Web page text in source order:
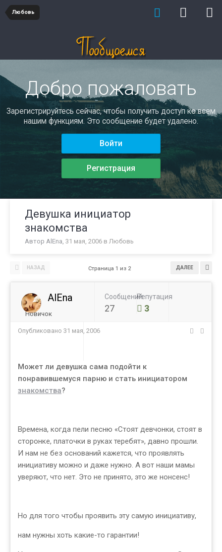
Любовь
Добро пожаловать
Зарегистрируйтесь сейчас, чтобы получить доступ ко всем
нашим функциям. Это сообщение будет удалено.
Войти
Регистрация
Девушка инициатор
знакомства
Автор AlEna, 31 мая, 2006 в Любовь
НАЗАД ДАЛЕЕ
Страница 1 из 2
AlEna
Новичок
Сообщений
27
Репутация
3
Опубликовано 31 мая, 2006
Может ли девушка сама подойти к
понравившемуся парню и стать инициатором
знакомства?
Времена, когда пели песню «Стоят девчонки, стоят в
сторонке, платочки в руках теребят», давно прошли.
И нам не без оснований кажется, что проявлять
инициативу можно и даже нужно. А вот наши мамы
уверяют, что нет. Это не принято, это же нонсенс!
Но для того чтобы проявить эту самую инициативу,
нам нужны хоть какие-то гарантии!